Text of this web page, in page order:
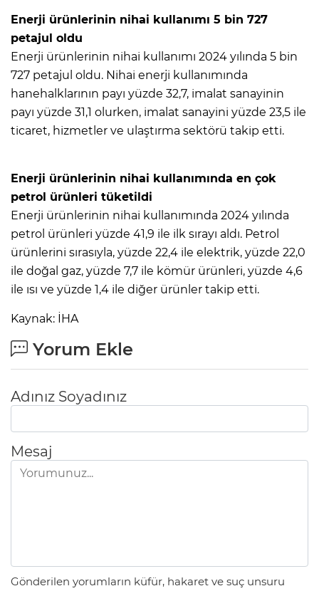
Enerji ürünlerinin nihai kullanımı 5 bin 727
petajul oldu
Enerji ürünlerinin nihai kullanımı 2024 yılında 5 bin
727 petajul oldu. Nihai enerji kullanımında
hanehalklarının payı yüzde 32,7, imalat sanayinin
payı yüzde 31,1 olurken, imalat sanayini yüzde 23,5 ile
ticaret, hizmetler ve ulaştırma sektörü takip etti.
Enerji ürünlerinin nihai kullanımında en çok
petrol ürünleri tüketildi
Enerji ürünlerinin nihai kullanımında 2024 yılında
petrol ürünleri yüzde 41,9 ile ilk sırayı aldı. Petrol
ürünlerini sırasıyla, yüzde 22,4 ile elektrik, yüzde 22,0
ile doğal gaz, yüzde 7,7 ile kömür ürünleri, yüzde 4,6
ile ısı ve yüzde 1,4 ile diğer ürünler takip etti.
Kaynak: İHA
Yorum Ekle
Adınız Soyadınız
Mesaj
Gönderilen yorumların küfür, hakaret ve suç unsuru